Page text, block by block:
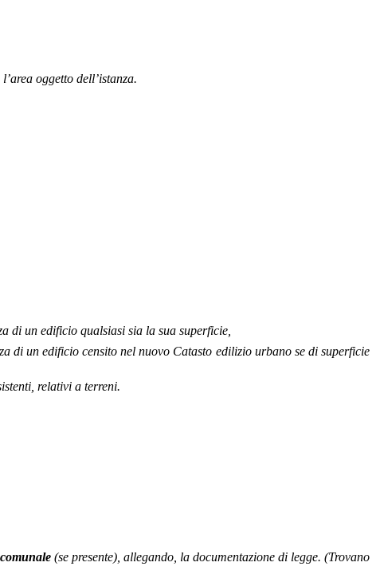
oggetto dell’istanza.
di un edificio qualsiasi sia la sua superficie,
di un edificio censito nel nuovo Catasto edilizio urbano se di superficie
relativi a terreni.
(se presente), allegando, la documentazione di legge. (Trovano